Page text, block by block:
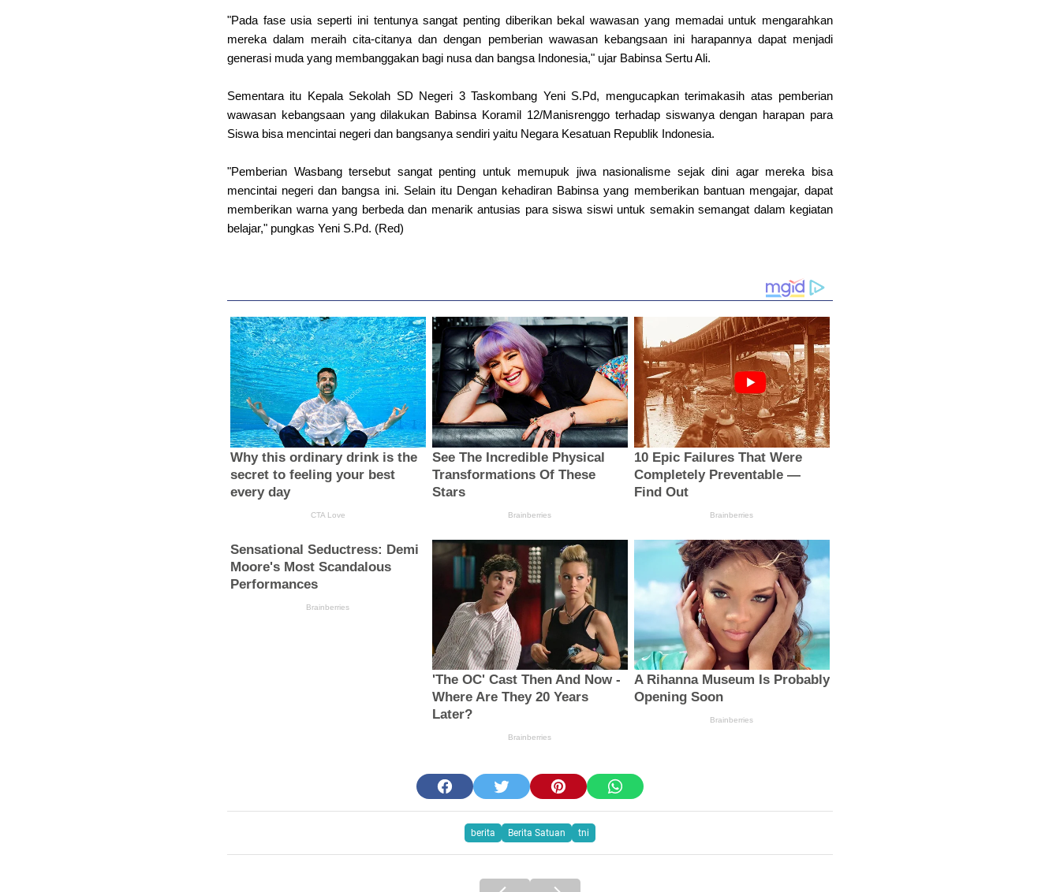
"Pada fase usia seperti ini tentunya sangat penting diberikan bekal wawasan yang memadai untuk mengarahkan
mereka dalam meraih cita-citanya dan dengan pemberian wawasan kebangsaan ini harapannya dapat menjadi
generasi muda yang membanggakan bagi nusa dan bangsa Indonesia," ujar Babinsa Sertu Ali.
Sementara itu Kepala Sekolah SD Negeri 3 Taskombang Yeni S.Pd, mengucapkan terimakasih atas pemberian
wawasan kebangsaan yang dilakukan Babinsa Koramil 12/Manisrenggo terhadap siswanya dengan harapan para
Siswa bisa mencintai negeri dan bangsanya sendiri yaitu Negara Kesatuan Republik Indonesia.
"Pemberian Wasbang tersebut sangat penting untuk memupuk jiwa nasionalisme sejak dini agar mereka bisa
mencintai negeri dan bangsa ini. Selain itu Dengan kehadiran Babinsa yang memberikan bantuan mengajar, dapat
memberikan warna yang berbeda dan menarik antusias para siswa siswi untuk semakin semangat dalam kegiatan
belajar," pungkas Yeni S.Pd. (Red)
berita Berita Satuan tni